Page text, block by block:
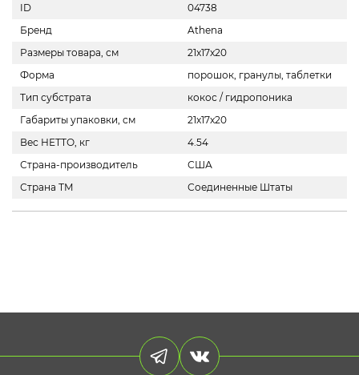
ID
04738
Бренд
Athena
Размеры товара, см
21x17x20
Форма
порошок, гранулы, таблетки
Тип субстрата
кокос / гидропоника
Габариты упаковки, см
21x17x20
Вес НЕТТО, кг
4.54
Страна-производитель
США
Страна ТМ
Соединенные Штаты